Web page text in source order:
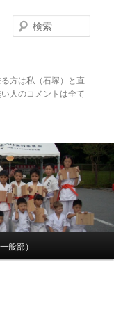
方は私（石塚）と直
人のコメントは全て
索
般部）